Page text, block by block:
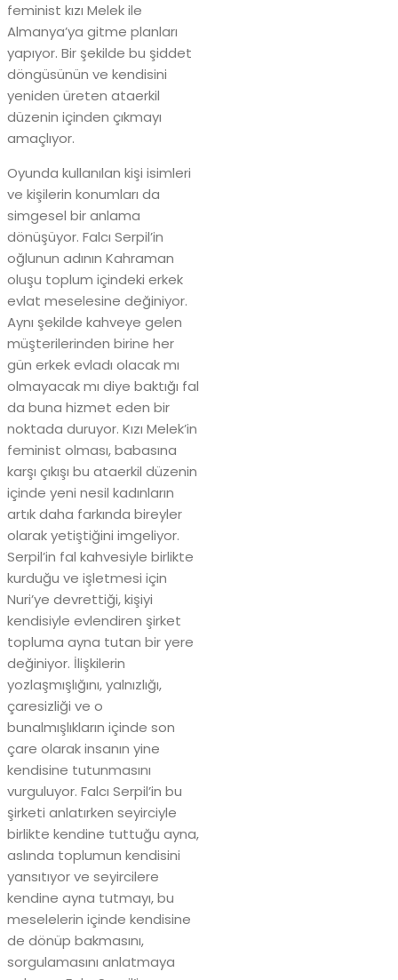
feminist kızı Melek ile
Almanya’ya gitme planları
yapıyor. Bir şekilde bu şiddet
döngüsünün ve kendisini
yeniden üreten ataerkil
düzenin içinden çıkmayı
amaçlıyor.
Oyunda kullanılan kişi isimleri
ve kişilerin konumları da
simgesel bir anlama
dönüşüyor. Falcı Serpil’in
oğlunun adının Kahraman
oluşu toplum içindeki erkek
evlat meselesine değiniyor.
Aynı şekilde kahveye gelen
müşterilerinden birine her
gün erkek evladı olacak mı
olmayacak mı diye baktığı fal
da buna hizmet eden bir
noktada duruyor. Kızı Melek’in
feminist olması, babasına
karşı çıkışı bu ataerkil düzenin
içinde yeni nesil kadınların
artık daha farkında bireyler
olarak yetiştiğini imgeliyor.
Serpil’in fal kahvesiyle birlikte
kurduğu ve işletmesi için
Nuri’ye devrettiği, kişiyi
kendisiyle evlendiren şirket
topluma ayna tutan bir yere
değiniyor. İlişkilerin
yozlaşmışlığını, yalnızlığı,
çaresizliği ve o
bunalmışlıkların içinde son
çare olarak insanın yine
kendisine tutunmasını
vurguluyor. Falcı Serpil’in bu
şirketi anlatırken seyirciyle
birlikte kendine tuttuğu ayna,
aslında toplumun kendisini
yansıtıyor ve seyircilere
kendine ayna tutmayı, bu
meselelerin içinde kendisine
de dönüp bakmasını,
sorgulamasını anlatmaya